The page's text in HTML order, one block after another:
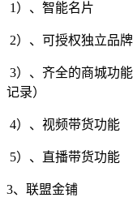
1）、智能名片
2）、可授权独立品牌
3）、齐全的商城功
记录）
4）、视频带货功能
5）、直播带货功能
3、联盟金铺